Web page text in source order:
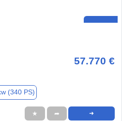
57.770 €
(340 PS)
★ ➦ ➜